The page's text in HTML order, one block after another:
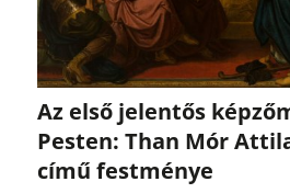
Az első jelentős
Pesten: Than Mór
című festménye